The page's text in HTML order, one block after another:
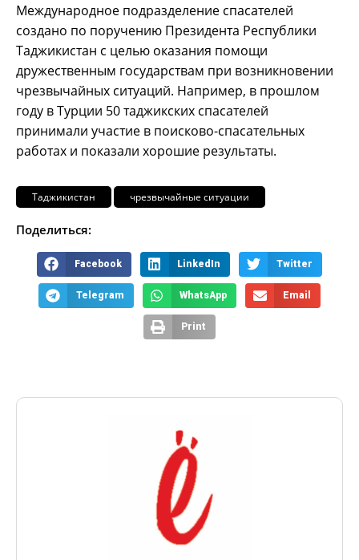
Международное подразделение спасателей
создано по поручению Президента Республики
Таджикистан с целью оказания помощи
дружественным государствам при возникновении
чрезвычайных ситуаций. Например, в прошлом
году в Турции 50 таджикских спасателей
принимали участие в поисково-спасательных
работах и показали хорошие результаты.
Таджикистан чрезвычайные ситуации
Поделиться:
Facebook LinkedIn Twitter
Telegram WhatsApp Email
Print